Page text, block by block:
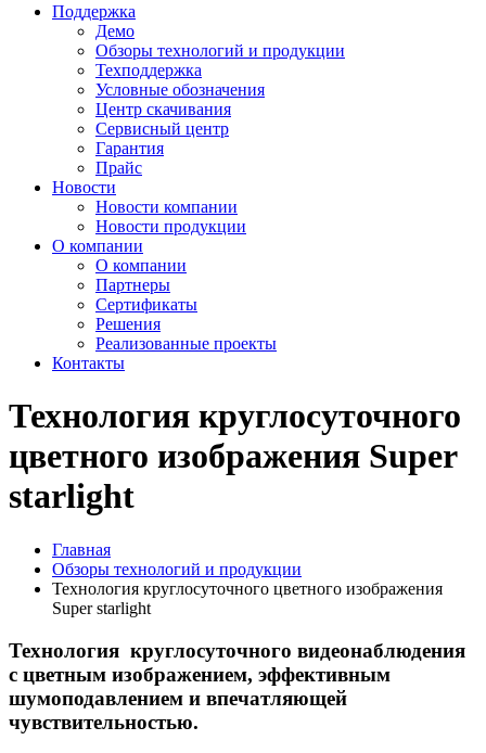
Поддержка
Демо
Обзоры технологий и продукции
Техподдержка
Условные обозначения
Центр скачивания
Сервисный центр
Гарантия
Прайс
Новости
Новости компании
Новости продукции
О компании
О компании
Партнеры
Сертификаты
Решения
Реализованные проекты
Контакты
Технология круглосуточного
цветного изображения Super
starlight
Главная
Обзоры технологий и продукции
Технология круглосуточного цветного изображения
Super starlight
Технология круглосуточного видеонаблюдения
с цветным изображением, эффективным
шумоподавлением и впечатляющей
чувствительностью.